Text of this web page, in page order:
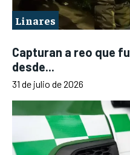
Linares
Capturan a reo que
desde...
31 de julio de 2026